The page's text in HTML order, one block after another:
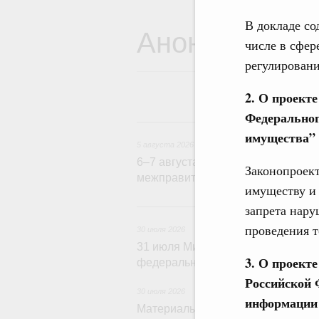
В докладе
числе в
2. О
имуществу и
запрета
проведения
3. О
Российской
Анонсы
5
6–7 августа Михаил Мишустин
межправительственного совета
31 июля Михаил Мишустин
федеральный округ
Материалы к заседанию